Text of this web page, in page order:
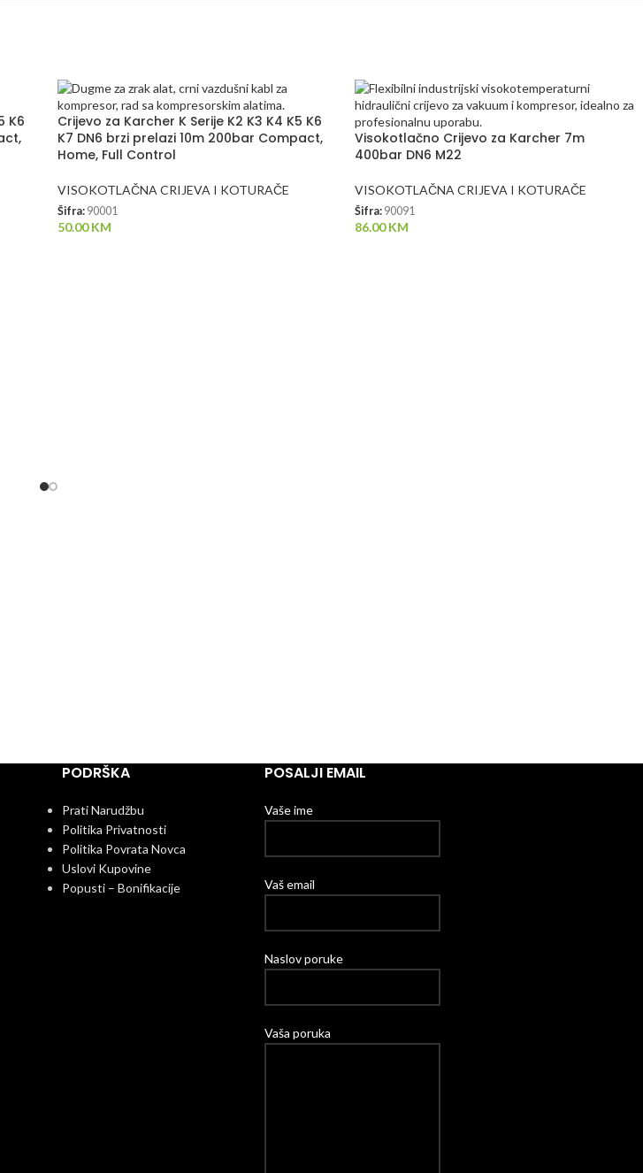
K6
Crijevo za Karcher K Serije K2 K3 K4 K5 K6
K7 DN6 brzi prelazi 10m 200bar Compact,
Home, Full Control
VISOKOTLAČNA CRIJEVA I KOTURAČE
Šifra: 90001
50.00KM
Visokotlačno Crijevo za Karcher 7m
400bar DN6 M22
VISOKOTLAČNA CRIJEVA I KOTURAČE
Šifra: 90091
86.00KM
PODRŠKA
Prati Narudžbu
Politika Privatnosti
Politika Povrata Novca
Uslovi Kupovine
Popusti – Bonifikacije
POSALJI EMAIL
Vaše ime
Vaš email
Naslov poruke
Vaša poruka